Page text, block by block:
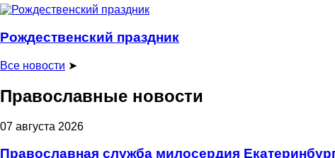
Рождественский праздник
Все новости ➤
Православные новости
07 августа 2026
Православная служба милосердия